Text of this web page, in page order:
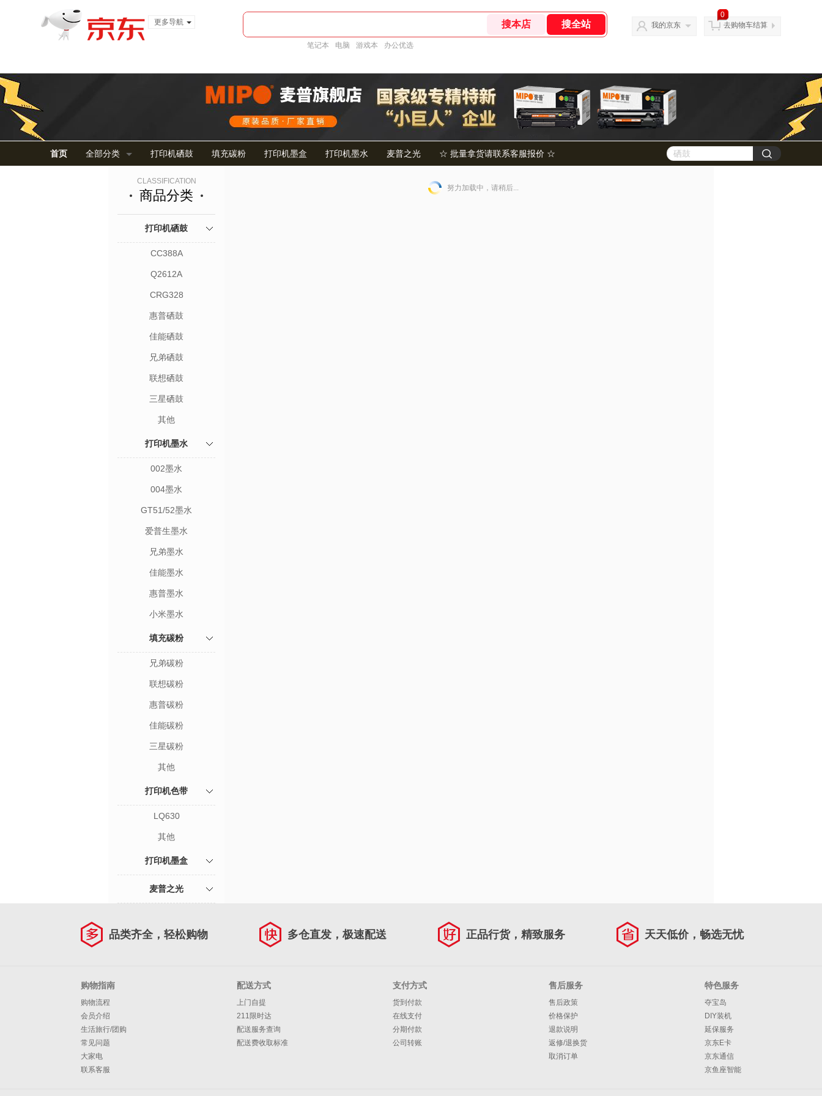
更多导航
笔记本 电脑 游戏本 办公优选
我的京东
0
去购物车结算
首页 全部分类 打印机硒鼓 填充碳粉 打印机墨盒 打印机墨水 麦普之光 ☆ 批量拿货请联系客服报价 ☆
CLASSIFICATION
商品分类
打印机硒鼓
CC388A
Q2612A
CRG328
惠普硒鼓
佳能硒鼓
兄弟硒鼓
联想硒鼓
三星硒鼓
其他
打印机墨水
002墨水
004墨水
GT51/52墨水
爱普生墨水
兄弟墨水
佳能墨水
惠普墨水
小米墨水
填充碳粉
兄弟碳粉
联想碳粉
惠普碳粉
佳能碳粉
三星碳粉
其他
打印机色带
LQ630
其他
打印机墨盒
麦普之光
努力加载中，请稍后...
品类齐全，轻松购物 多仓直发，极速配送 正品行货，精致服务 天天低价，畅选无忧
购物指南
购物流程
会员介绍
生活旅行/团购
常见问题
大家电
联系客服
配送方式
上门自提
211限时达
配送服务查询
配送费收取标准
支付方式
货到付款
在线支付
分期付款
公司转账
售后服务
售后政策
价格保护
退款说明
返修/退换货
取消订单
特色服务
夺宝岛
DIY装机
延保服务
京东E卡
京东通信
京鱼座智能